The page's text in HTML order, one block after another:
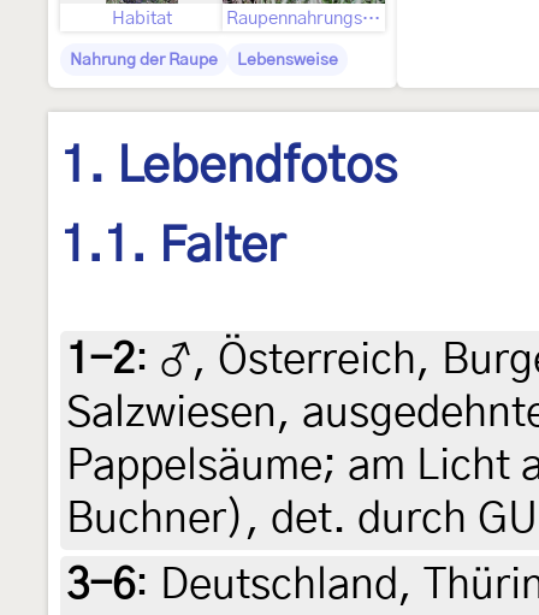
Habitat Raupennahrungspflanzen
Nahrung der Raupe Lebensweise
1. Lebendfotos
1.1. Falter
1-2: ♂, Österreich,
Salzwiesen,
Pappelsäume; am Licht
Buchner), det. durch
3-6: Deutschland,